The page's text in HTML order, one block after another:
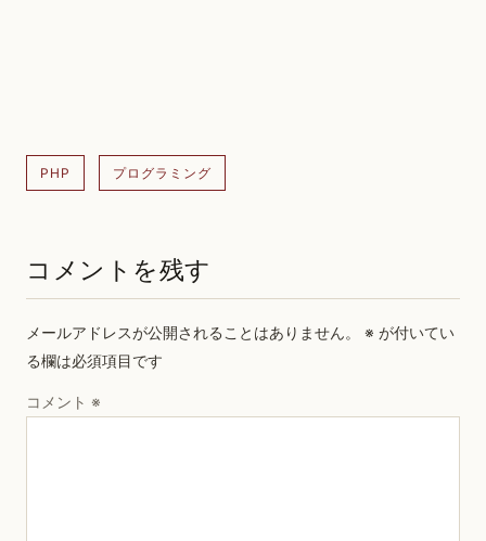
PHP プログラミング
コメントを残す
メールアドレスが公開されることはありません。 ※ が付いてい
る欄は必須項目です
コメント ※